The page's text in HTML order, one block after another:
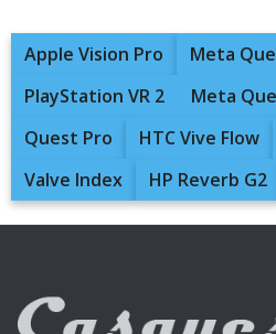
Apple Vision Pro
Meta
PlayStation VR 2
Meta
Quest Pro
HTC Vive Flow
Valve Index
HP Reverb G2